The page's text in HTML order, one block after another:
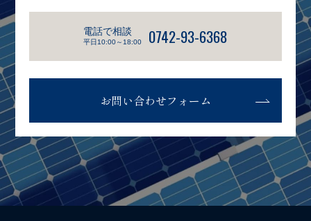
電話で相談
平日10:00～18:00 0742-93-6368
お問い合わせフォーム